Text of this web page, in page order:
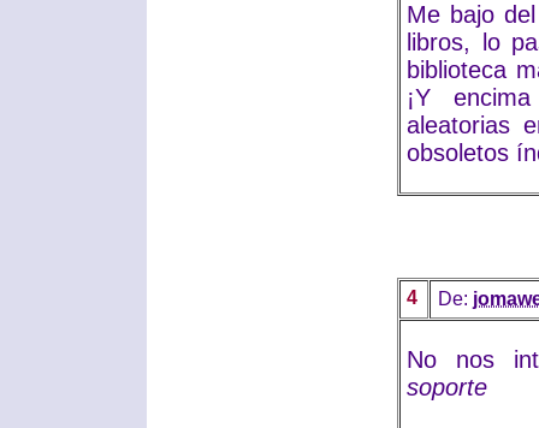
Me bajo
libros, lo
biblioteca
¡Y
aleatorias
obsoletos
4 De:
No nos
soporte